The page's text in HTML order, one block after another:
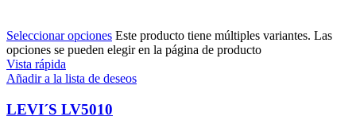
Seleccionar opciones Este producto tiene múltiples variantes. Las
opciones se pueden elegir en la página de producto
Vista rápida
Añadir a la lista de deseos
LEVI´S LV5010